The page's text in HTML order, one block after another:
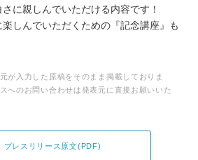
に親しんでいただける内容です！
しんでいただくための『記念講座』も
が入力した原稿をそのまま掲載しておりま
へのお問い合わせは発表元に直接お願いいた
プレスリリース原文(PDF)